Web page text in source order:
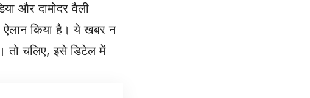
और दामोदर वैली
ऐलान किया है। ये खबर न
तो चलिए, इसे डिटेल में